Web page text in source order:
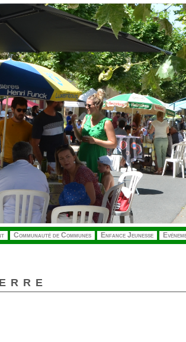
Communauté de Communes Enfance Jeunesse